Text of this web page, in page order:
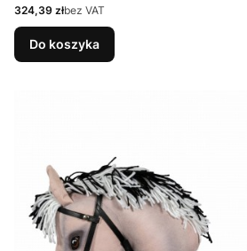
Cena
324,39 złbez VAT
Do koszyka